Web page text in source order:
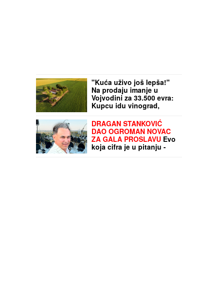
"Kuća uživo još lepša!"
Na prodaju imanje u
Vojvodini za 33.500 evra:
Kupcu idu vinograd,
DRAGAN STANKOVIĆ
DAO OGROMAN NOVAC
ZA GALA PROSLAVU Evo
koja cifra je u pitanju -